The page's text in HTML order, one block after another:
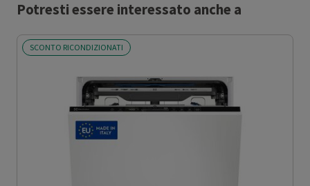
Potresti essere interessato anche a
SCONTO RICONDIZIONATI